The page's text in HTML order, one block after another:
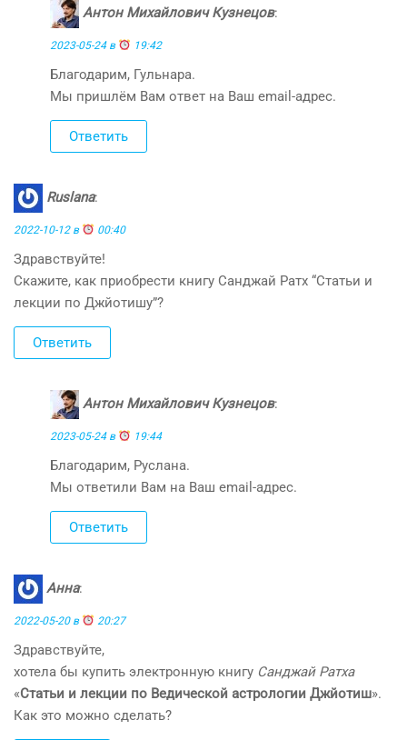
Антон Михайлович Кузнецов:
2023-05-24 в 19:42
Благодарим, Гульнара.
Мы пришлём Вам ответ на Ваш email-адрес.
Ответить
Ruslana:
2022-10-12 в 00:40
Здравствуйте!
Скажите, как приобрести книгу Санджай Ратх “Статьи и
лекции по Джйотишу”?
Ответить
Антон Михайлович Кузнецов:
2023-05-24 в 19:44
Благодарим, Руслана.
Мы ответили Вам на Ваш email-адрес.
Ответить
Анна:
2022-05-20 в 20:27
Здравствуйте,
хотела бы купить электронную книгу Санджай Ратха
«Статьи и лекции по Ведической астрологии Джйотиш».
Как это можно сделать?